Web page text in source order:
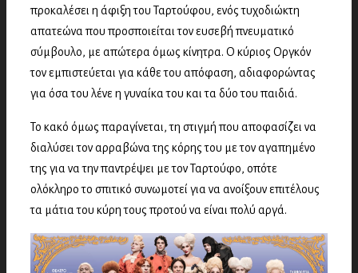
προκαλέσει η άφιξη του Ταρτούφου, ενός τυχοδιώκτη
απατεώνα που προσποιείται τον ευσεβή πνευματικό
σύμβουλο, με απώτερα όμως κίνητρα. Ο κύριος Οργκόν
τον εμπιστεύεται για κάθε του απόφαση, αδιαφορώντας
για όσα του λένε η γυναίκα του και τα δύο του παιδιά.
Το κακό όμως παραγίνεται, τη στιγμή που αποφασίζει να
διαλύσει τον αρραβώνα της κόρης του με τον αγαπημένο
της για να την παντρέψει με τον Ταρτούφο, οπότε
ολόκληρο το σπιτικό συνωμοτεί για να ανοίξουν επιτέλους
τα μάτια του κύρη τους προτού να είναι πολύ αργά.